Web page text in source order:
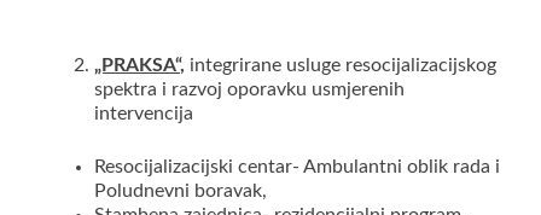
„PRAKSA“, integrirane usluge resocijalizacijskog
spektra i razvoj oporavku usmjerenih
intervencija
Resocijalizacijski centar- Ambulantni oblik rada i
Poludnevni boravak,